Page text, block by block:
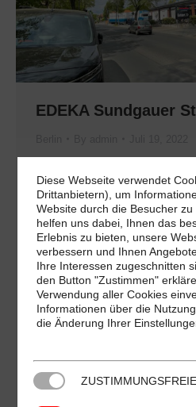
EDEKA Sundgauer
Sundgauer Str. 109, 14167
ÖFFNUNGSZEITEN
Dienstag 07:00–22:00
Donnerstag 07:00–22:00
Samstag 07:00–22:00
VORTEILE
Großraum Berlin und
Werbung im
Wochen im Jahr monatlich
Diese Webseite verwendet
Drittanbietern), um
Website durch die Besucher
helfen uns dabei, Ihnen das
Erlebnis zu bieten, unsere
verbessern und Ihnen
Ihre Interessen zugeschnitten
den Button "Zustimmen"
Verwendung aller Cookies
Informationen über die
die Änderung Ihrer